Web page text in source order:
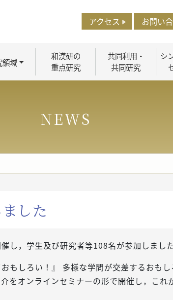
アクセス お問い
領域
和漢研の
重点研究
共同利用・
共同研究
シ
NEWS
した
し，学生及び研究者等108名が参加しました
もしろい！』 多様な学問が交差するおも
をオンラインセミナーの形で開催し，こ